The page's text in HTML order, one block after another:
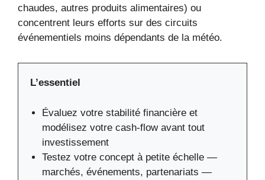
chaudes, autres produits alimentaires) ou
concentrent leurs efforts sur des circuits
événementiels moins dépendants de la météo.
L’essentiel
Évaluez votre stabilité financière et
modélisez votre cash-flow avant tout
investissement
Testez votre concept à petite échelle —
marchés, événements, partenariats —